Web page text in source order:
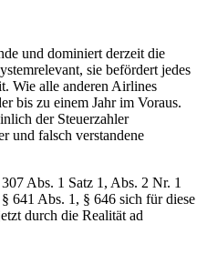
und dominiert derzeit die
sie befördert jedes
Wie alle anderen Airlines
bis zu einem Jahr im Voraus.
der Steuerzahler
und falsch verstandene
Abs. 1 Satz 1, Abs. 2 Nr. 1
641 Abs. 1, § 646 sich für diese
durch die Realität ad